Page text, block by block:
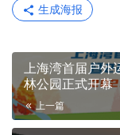
生成海报
上海湾首届户外
林公园正式开幕
上一篇